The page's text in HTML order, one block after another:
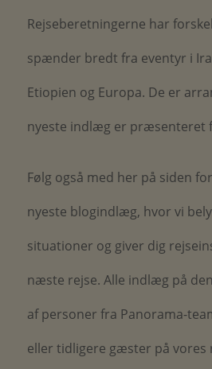
Rejseberetningerne har
spænder bredt fra eventyr i
Etiopien og Europa. De er
nyeste indlæg er præsenteret
Følg også med her på siden
nyeste blogindlæg, hvor vi
situationer og giver dig
næste rejse. Alle indlæg på
af personer fra Panorama-
eller tidligere gæster på vores